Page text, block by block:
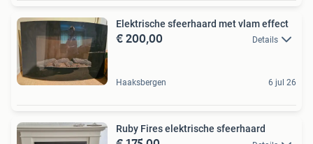
Elektrische sfeerhaard met vlam effect
€ 200,00 Details
Haaksbergen 6 jul 26
Ruby Fires elektrische sfeerhaard